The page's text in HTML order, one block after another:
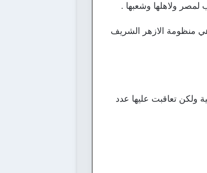
ولاهلها وشعبها .
منظومة الازهر الشريف
ولكن تعاقبت عليها عدد